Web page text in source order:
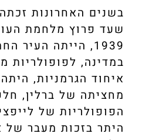
בשנים האחרונות
שעד פרוץ מלחמת
1939, הייתה העיר
במדינה, לפופולריות
איחוד הגרמניות,
מחציתה של ברלין,
הפופולריות של
היתר בזכות מעבר של